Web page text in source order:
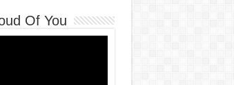
Of You